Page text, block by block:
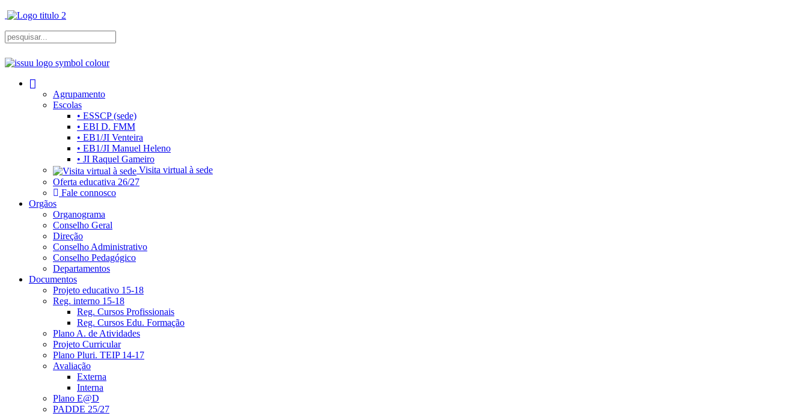
Agrupamento
Escolas
• ESSCP (sede)
• EBI D. FMM
• EB1/JI Venteira
• EB1/JI Manuel Heleno
• JI Raquel Gameiro
Visita virtual à sede
Oferta educativa 26/27
Fale connosco
Orgãos
Organograma
Conselho Geral
Direção
Conselho Administrativo
Conselho Pedagógico
Departamentos
Documentos
Projeto educativo 15-18
Reg. interno 15-18
Reg. Cursos Profissionais
Reg. Cursos Edu. Formação
Plano A. de Atividades
Projeto Curricular
Plano Pluri. TEIP 14-17
Avaliação
Externa
Interna
Plano E@D
PADDE 25/27